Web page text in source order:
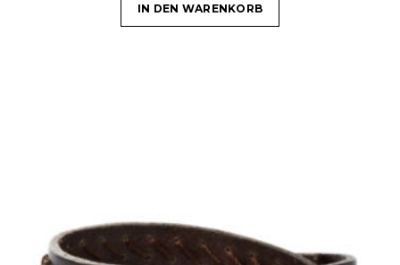
IN DEN WARENKORB